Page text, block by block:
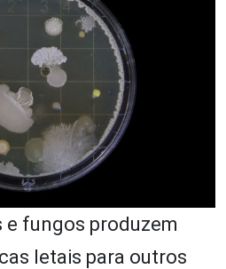
fungos produzem
letais para outros